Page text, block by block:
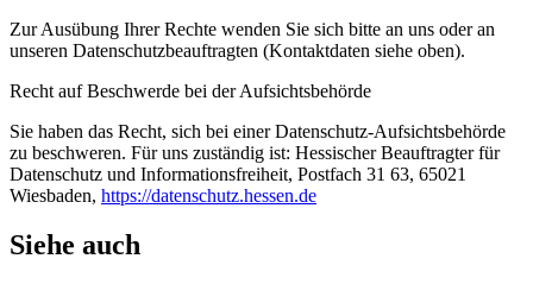
Zur Ausübung Ihrer Rechte wenden Sie sich bitte an uns oder an
unseren Datenschutzbeauftragten (Kontaktdaten siehe oben).
Recht auf Beschwerde bei der Aufsichtsbehörde
Sie haben das Recht, sich bei einer Datenschutz-Aufsichtsbehörde
zu beschweren. Für uns zuständig ist: Hessischer Beauftragter für
Datenschutz und Informationsfreiheit, Postfach 31 63, 65021
Wiesbaden, https://datenschutz.hessen.de
Siehe auch